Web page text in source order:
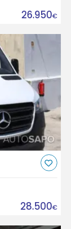
26.950€
28.500€